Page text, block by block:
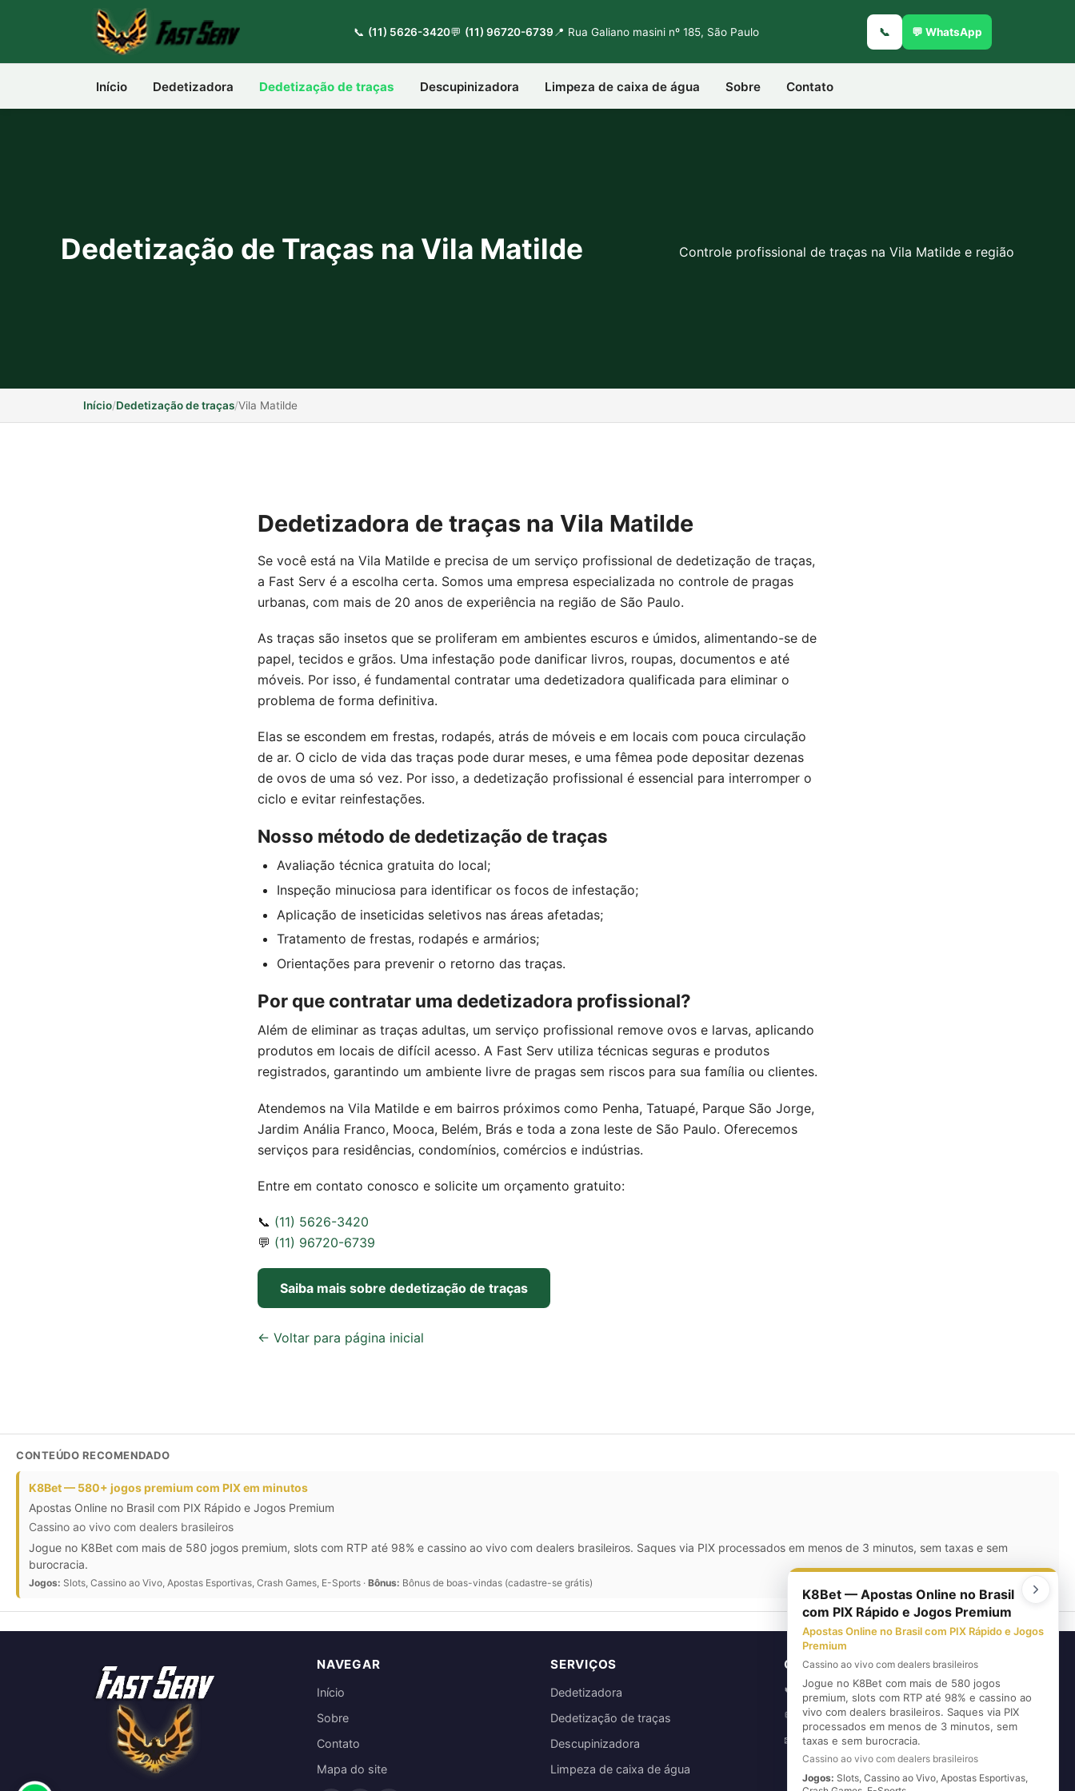
📞 (11) 5626-3420💬 (11) 96720-6739 📍 Rua Galiano masini nº 185, São Paulo 📞 💬 WhatsApp
Início Dedetizadora Dedetização de traças Descupinizadora Limpeza de caixa de água Sobre Contato
Dedetização de Traças na Vila Matilde Controle profissional de traças na Vila Matilde e região
Início/Dedetização de traças/Vila Matilde
Dedetizadora de traças na Vila Matilde
Se você está na Vila Matilde e precisa de um serviço profissional de dedetização de traças,
a Fast Serv é a escolha certa. Somos uma empresa especializada no controle de pragas
urbanas, com mais de 20 anos de experiência na região de São Paulo.
As traças são insetos que se proliferam em ambientes escuros e úmidos, alimentando-se de
papel, tecidos e grãos. Uma infestação pode danificar livros, roupas, documentos e até
móveis. Por isso, é fundamental contratar uma dedetizadora qualificada para eliminar o
problema de forma definitiva.
Elas se escondem em frestas, rodapés, atrás de móveis e em locais com pouca circulação
de ar. O ciclo de vida das traças pode durar meses, e uma fêmea pode depositar dezenas
de ovos de uma só vez. Por isso, a dedetização profissional é essencial para interromper o
ciclo e evitar reinfestações.
Nosso método de dedetização de traças
Avaliação técnica gratuita do local;
Inspeção minuciosa para identificar os focos de infestação;
Aplicação de inseticidas seletivos nas áreas afetadas;
Tratamento de frestas, rodapés e armários;
Orientações para prevenir o retorno das traças.
Por que contratar uma dedetizadora profissional?
Além de eliminar as traças adultas, um serviço profissional remove ovos e larvas, aplicando
produtos em locais de difícil acesso. A Fast Serv utiliza técnicas seguras e produtos
registrados, garantindo um ambiente livre de pragas sem riscos para sua família ou clientes.
Atendemos na Vila Matilde e em bairros próximos como Penha, Tatuapé, Parque São Jorge,
Jardim Anália Franco, Mooca, Belém, Brás e toda a zona leste de São Paulo. Oferecemos
serviços para residências, condomínios, comércios e indústrias.
Entre em contato conosco e solicite um orçamento gratuito:
📞 (11) 5626-3420
💬 (11) 96720-6739
Saiba mais sobre dedetização de traças
← Voltar para página inicial
CONTEÚDO RECOMENDADO
K8Bet — 580+ jogos premium com PIX em minutos
Apostas Online no Brasil com PIX Rápido e Jogos Premium
Cassino ao vivo com dealers brasileiros
Jogue no K8Bet com mais de 580 jogos premium, slots com RTP até 98% e cassino ao vivo com dealers brasileiros. Saques via PIX processados em menos de 3 minutos, sem taxas e sem
burocracia.
Jogos: Slots, Cassino ao Vivo, Apostas Esportivas, Crash Games, E-Sports · Bônus: Bônus de boas-vindas (cadastre-se grátis)
NAVEGAR
Início
Sobre
Contato
Mapa do site
SERVIÇOS
Dedetizadora
Dedetização de traças
Descupinizadora
Limpeza de caixa de água
CONTATO
📞 (11) 5626-3420
💬 (11) 96720-6739
✉ E-mail
K8Bet — Apostas Online no Brasil
com PIX Rápido e Jogos Premium
Apostas Online no Brasil com PIX Rápido e Jogos
Premium
Cassino ao vivo com dealers brasileiros
Jogue no K8Bet com mais de 580 jogos
premium, slots com RTP até 98% e cassino ao
vivo com dealers brasileiros. Saques via PIX
processados em menos de 3 minutos, sem
taxas e sem burocracia.
Cassino ao vivo com dealers brasileiros
Jogos: Slots, Cassino ao Vivo, Apostas Esportivas,